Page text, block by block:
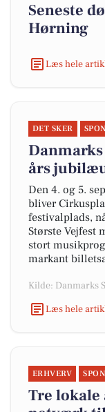
Seneste
Hørning
Læs hele
DET SKER
års
Den 4. og 5.
bliver
festivalplads,
Største Vejfest
stort
markant
Kilde: Danmarks
Læs hele
ERHVERV
Tre